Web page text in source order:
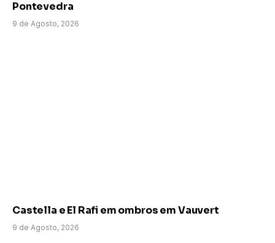
Pontevedra
9 de Agosto, 2026
Castella e El Rafi em ombros em Vauvert
9 de Agosto, 2026